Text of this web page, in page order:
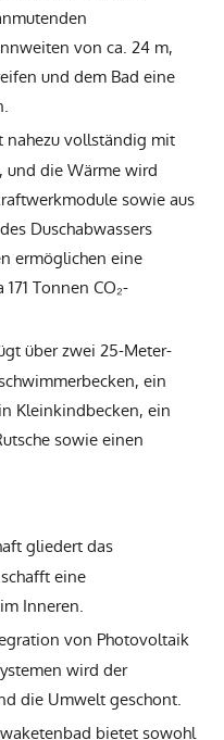
von ca. 24 m,
und dem Bad eine
nahezu vollständig mit
die Wärme wird
sowie aus
Duschabwassers
ermöglichen eine
Tonnen CO₂-
über zwei 25-Meter-
ein
Kleinkindbecken, ein
sowie einen
gliedert das
eine
Inneren.
von Photovoltaik
wird der
die Umwelt geschont.
bietet sowohl